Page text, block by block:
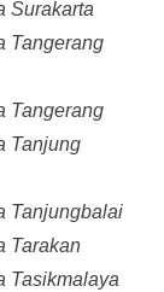
Surakarta
Tangerang
Tangerang
Tanjung
Tanjungbalai
Tarakan
Tasikmalaya